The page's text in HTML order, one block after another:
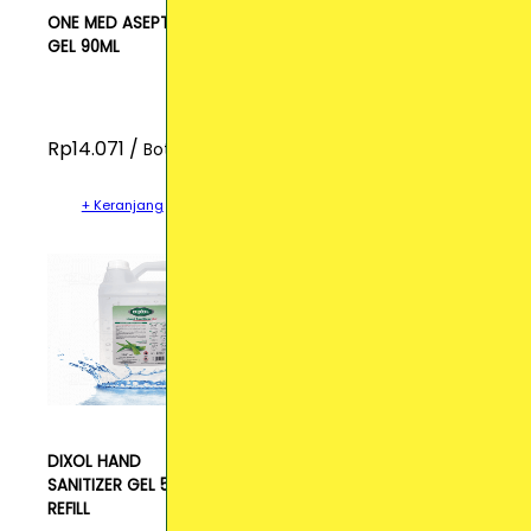
ONE MED ASEPTIC
GEL 90ML
Rp14.071 / Botol
+ Keranjang
DIXOL HAND
SANITIZER GEL 5L
REFILL